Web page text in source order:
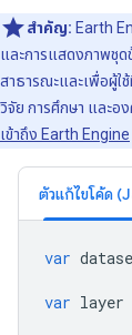
สำคัญ: Earth
และการแสดงภาพชุด
สาธารณะและเพื่อผู้ใ
วิจัย การศึกษา และอ
เข้าถึง Earth Engine
ตัวแก้ไขโค้ด
var
var layer